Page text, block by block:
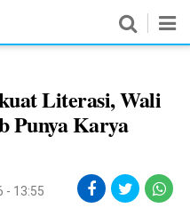
Literasi, Wali
Punya Karya
- 13:55